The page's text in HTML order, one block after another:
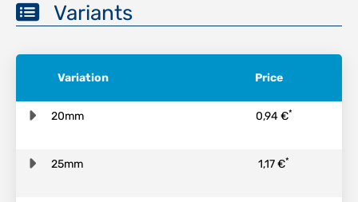
Variants
Variation Price
20mm 0,94 €*
25mm 1,17 €*